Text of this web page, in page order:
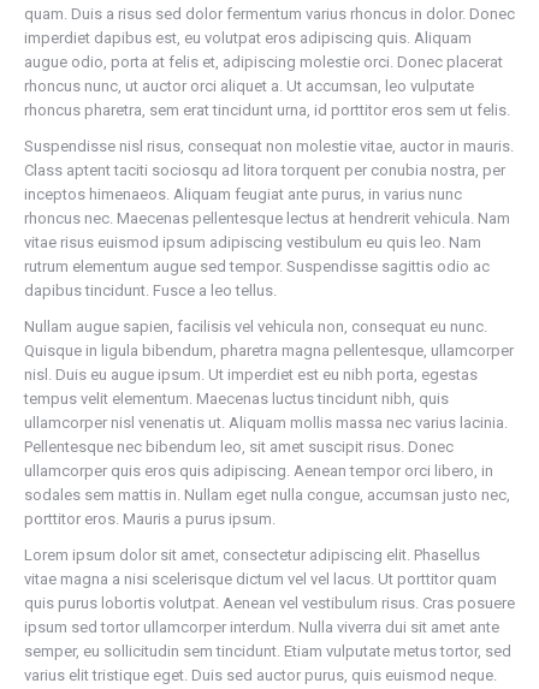
quam. Duis a risus sed dolor fermentum varius rhoncus in dolor. Donec
imperdiet dapibus est, eu volutpat eros adipiscing quis. Aliquam
augue odio, porta at felis et, adipiscing molestie orci. Donec placerat
rhoncus nunc, ut auctor orci aliquet a. Ut accumsan, leo vulputate
rhoncus pharetra, sem erat tincidunt urna, id porttitor eros sem ut felis.
Suspendisse nisl risus, consequat non molestie vitae, auctor in mauris.
Class aptent taciti sociosqu ad litora torquent per conubia nostra, per
inceptos himenaeos. Aliquam feugiat ante purus, in varius nunc
rhoncus nec. Maecenas pellentesque lectus at hendrerit vehicula. Nam
vitae risus euismod ipsum adipiscing vestibulum eu quis leo. Nam
rutrum elementum augue sed tempor. Suspendisse sagittis odio ac
dapibus tincidunt. Fusce a leo tellus.
Nullam augue sapien, facilisis vel vehicula non, consequat eu nunc.
Quisque in ligula bibendum, pharetra magna pellentesque, ullamcorper
nisl. Duis eu augue ipsum. Ut imperdiet est eu nibh porta, egestas
tempus velit elementum. Maecenas luctus tincidunt nibh, quis
ullamcorper nisl venenatis ut. Aliquam mollis massa nec varius lacinia.
Pellentesque nec bibendum leo, sit amet suscipit risus. Donec
ullamcorper quis eros quis adipiscing. Aenean tempor orci libero, in
sodales sem mattis in. Nullam eget nulla congue, accumsan justo nec,
porttitor eros. Mauris a purus ipsum.
Lorem ipsum dolor sit amet, consectetur adipiscing elit. Phasellus
vitae magna a nisi scelerisque dictum vel vel lacus. Ut porttitor quam
quis purus lobortis volutpat. Aenean vel vestibulum risus. Cras posuere
ipsum sed tortor ullamcorper interdum. Nulla viverra dui sit amet ante
semper, eu sollicitudin sem tincidunt. Etiam vulputate metus tortor, sed
varius elit tristique eget. Duis sed auctor purus, quis euismod neque.